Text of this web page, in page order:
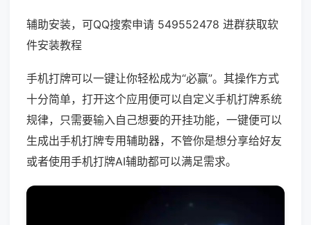
辅助安装，可QQ搜索申请 549552478 进群获取软
件安装教程
手机打牌可以一键让你轻松成为“必赢”。其操作方式
十分简单，打开这个应用便可以自定义手机打牌系统
规律，只需要输入自己想要的开挂功能，一键便可以
生成出手机打牌专用辅助器，不管你是想分享给好友
或者使用手机打牌AI辅助都可以满足需求。